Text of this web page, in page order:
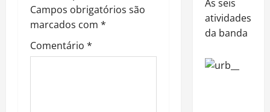
a
t
Campos obrigatórios são
marcados com *
Comentário *
As seis
atividades
da banda